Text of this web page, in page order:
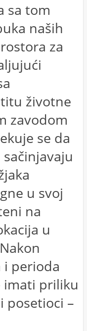
sa tom
naših
za
životne
zavodom
se da
u svoj
na
u
i perioda
imati priliku
posetioci –